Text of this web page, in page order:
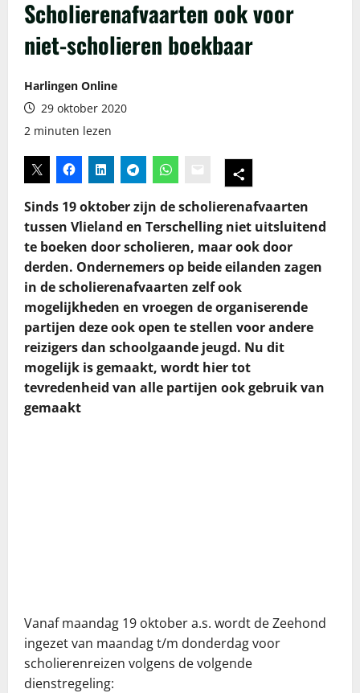
Scholierenafvaarten ook voor
niet-scholieren boekbaar
Harlingen Online
29 oktober 2020
2 minuten lezen
Sinds 19 oktober zijn de scholierenafvaarten
tussen Vlieland en Terschelling niet uitsluitend
te boeken door scholieren, maar ook door
derden. Ondernemers op beide eilanden zagen
in de scholierenafvaarten zelf ook
mogelijkheden en vroegen de organiserende
partijen deze ook open te stellen voor andere
reizigers dan schoolgaande jeugd. Nu dit
mogelijk is gemaakt, wordt hier tot
tevredenheid van alle partijen ook gebruik van
gemaakt
Vanaf maandag 19 oktober a.s. wordt de Zeehond
ingezet van maandag t/m donderdag voor
scholierenreizen volgens de volgende
dienstregeling: